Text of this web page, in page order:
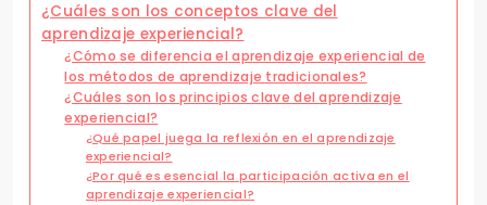
¿Cuáles son los conceptos clave del
aprendizaje experiencial?
¿Cómo se diferencia el aprendizaje experiencial de
los métodos de aprendizaje tradicionales?
¿Cuáles son los principios clave del aprendizaje
experiencial?
¿Qué papel juega la reflexión en el aprendizaje
experiencial?
¿Por qué es esencial la participación activa en el
aprendizaje experiencial?